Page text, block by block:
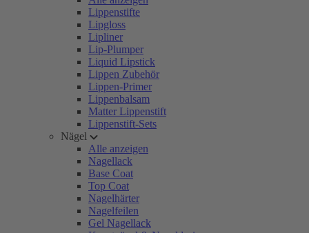
Lippenstifte
Lipgloss
Lipliner
Lip-Plumper
Liquid Lipstick
Lippen Zubehör
Lippen-Primer
Lippenbalsam
Matter Lippenstift
Lippenstift-Sets
Nägel
Alle anzeigen
Nagellack
Base Coat
Top Coat
Nagelhärter
Nagelfeilen
Gel Nagellack